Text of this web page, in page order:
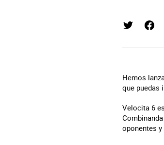
Hemos
que puedas
Velocita 6
oponentes